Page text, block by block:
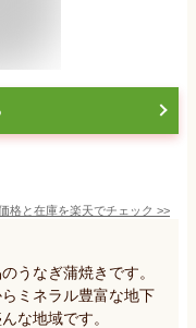
格と在庫を楽天でチェック >>
うなぎ蒲焼きです。
ミネラル豊富な地下
な地域です。